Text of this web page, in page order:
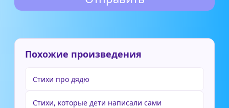
Похожие произведения
Стихи про дядю
Стихи, которые дети написали сами